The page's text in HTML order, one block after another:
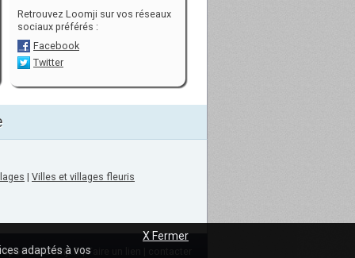
Retrouvez Loomji sur vos réseaux
sociaux préférés :
Facebook
Twitter
| Villes et villages fleuris
de loomji.fr|Faire un lien
X Fermer
adaptés à vos